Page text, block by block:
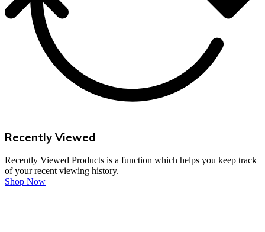
Recently Viewed
Recently Viewed Products is a function which helps you keep track
of your recent viewing history.
Shop Now